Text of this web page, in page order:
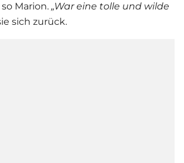
so Marion. „War eine tolle und wilde
sich zurück.